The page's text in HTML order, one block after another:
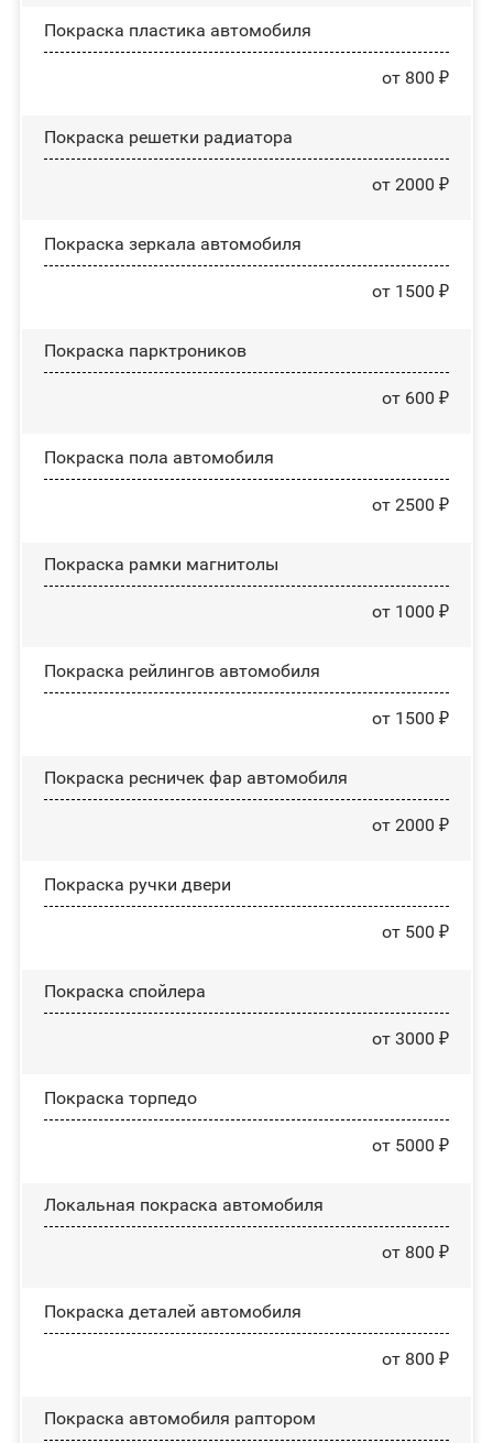
Покраска пластика автомобиля
от 800 ₽
Покраска решетки радиатора
от 2000 ₽
Покраска зеркала автомобиля
от 1500 ₽
Покраска парктроников
от 600 ₽
Покраска пола автомобиля
от 2500 ₽
Покраска рамки магнитолы
от 1000 ₽
Покраска рейлингов автомобиля
от 1500 ₽
Покраска ресничек фар автомобиля
от 2000 ₽
Покраска ручки двери
от 500 ₽
Покраска спойлера
от 3000 ₽
Покраска торпедо
от 5000 ₽
Локальная покраска автомобиля
от 800 ₽
Покраска деталей автомобиля
от 800 ₽
Покраска автомобиля раптором